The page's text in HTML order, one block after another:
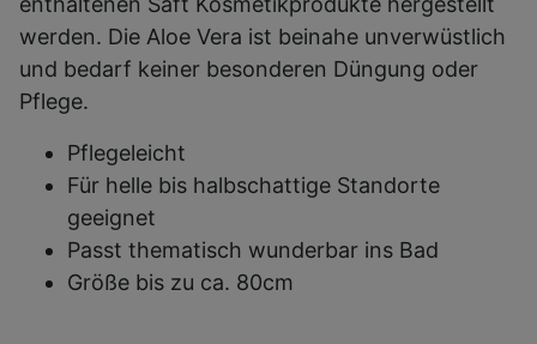
werden. Die Aloe Vera ist beinahe unverwüstlich
und bedarf keiner besonderen Düngung oder
Pflege.
Pflegeleicht
Für helle bis halbschattige Standorte
geeignet
Passt thematisch wunderbar ins Bad
Größe bis zu ca. 80cm